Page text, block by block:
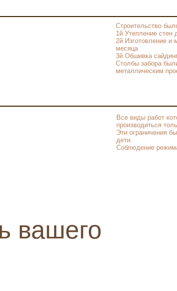
Строительство
1й Утепление стен
2й Изготовление и
месяца
3й Обшивка
Столбы забора
металлическим
Все виды работ
производиться
Эти ограничения
дети.
Соблюдение
вашего